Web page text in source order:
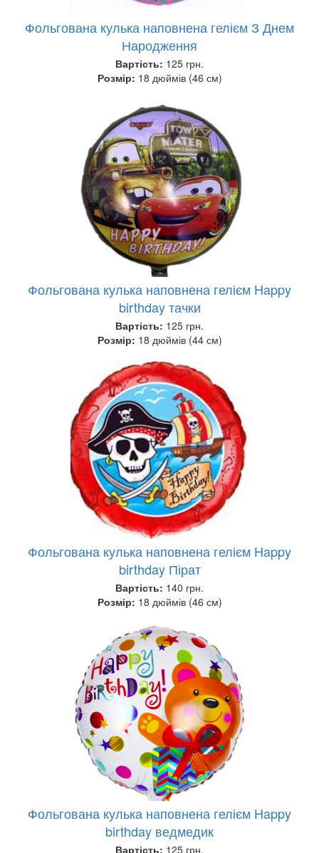
Фольгована кулька наповнена гелієм З Днем
Народження
Вартість: 125 грн.
Розмір: 18 дюймів (46 см)
Фольгована кулька наповнена гелієм Happy
birthday тачки
Вартість: 125 грн.
Розмір: 18 дюймів (44 см)
Фольгована кулька наповнена гелієм Happy
birthday Пірат
Вартість: 140 грн.
Розмір: 18 дюймів (46 см)
Фольгована кулька наповнена гелієм Happy
birthday ведмедик
Вартість: 125 грн.